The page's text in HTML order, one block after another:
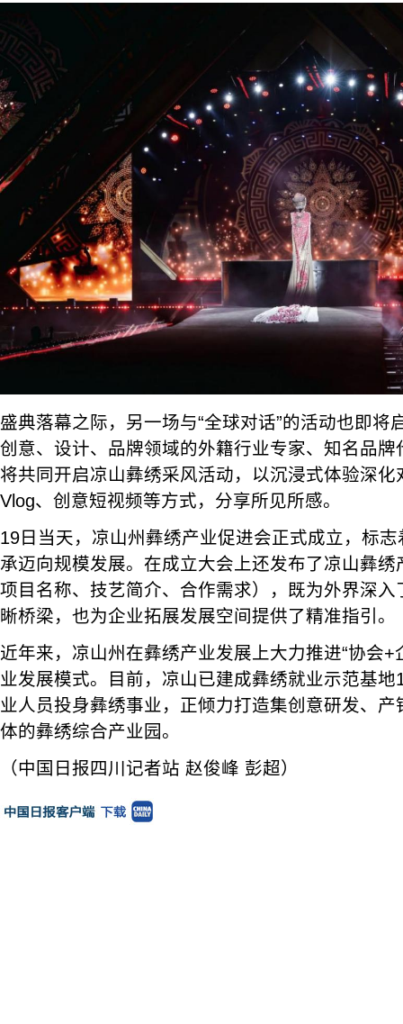
盛典落幕之际，另一场与“全球对话”的活动也即将
创意、设计、品牌领域的外籍行业专家、知名品
将共同开启凉山彝绣采风活动，以沉浸式体验深
Vlog、创意短视频等方式，分享所见所感。
19日当天，凉山州彝绣产业促进会正式成立，标
承迈向规模发展。在成立大会上还发布了凉山彝
项目名称、技艺简介、合作需求），既为外界深
晰桥梁，也为企业拓展发展空间提供了精准指引。
近年来，凉山州在彝绣产业发展上大力推进“协会+
业发展模式。目前，凉山已建成彝绣就业示范基
业人员投身彝绣事业，正倾力打造集创意研发、
体的彝绣综合产业园。
（中国日报四川记者站 赵俊峰 彭超）